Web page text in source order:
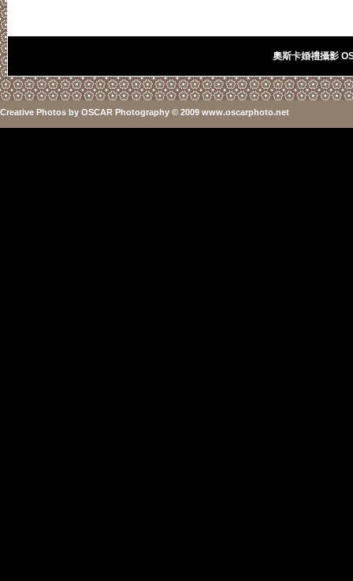
奧斯卡婚禮攝影
Creative Photos by OSCAR Photography © 2009 www.oscarphoto.net